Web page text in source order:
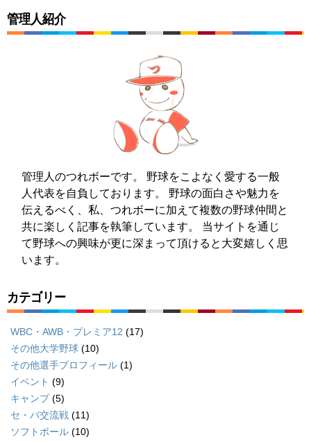
管理人紹介
管理人のつれボーです。 野球をこよなく愛する一般
人代表を自負しております。 野球の面白さや魅力を
伝えるべく、私、つれボーに加えて複数の野球仲間と
共に楽しく記事を執筆しています。 当サイトを通じ
て野球への興味が更に深まって頂けると大変嬉しく思
います。
カテゴリー
WBC・AWB・プレミア12 (17)
その他大学野球 (10)
その他選手プロフィール (1)
イベント (9)
キャンプ(5)
セ・パ交流戦 (11)
ソフトボール (10)